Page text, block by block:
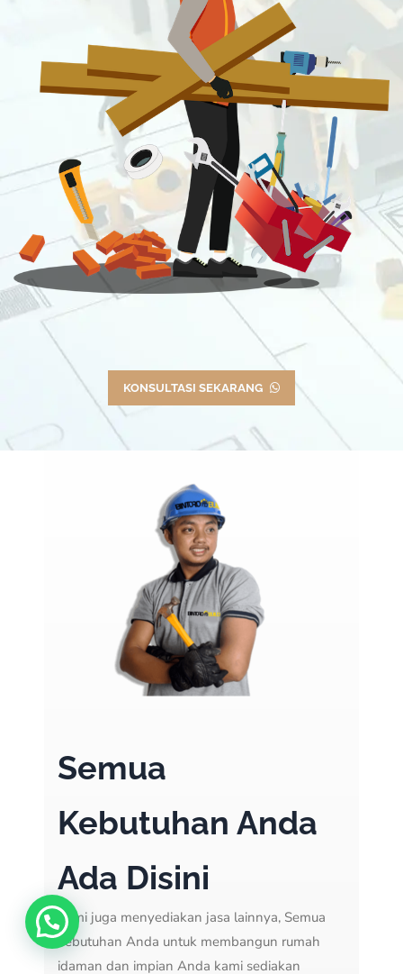
KONSULTASI SEKARANG
Semua
Kebutuhan Anda
Ada Disini
Kami juga menyediakan jasa lainnya, Semua
kebutuhan Anda untuk membangun rumah
idaman dan impian Anda kami sediakan